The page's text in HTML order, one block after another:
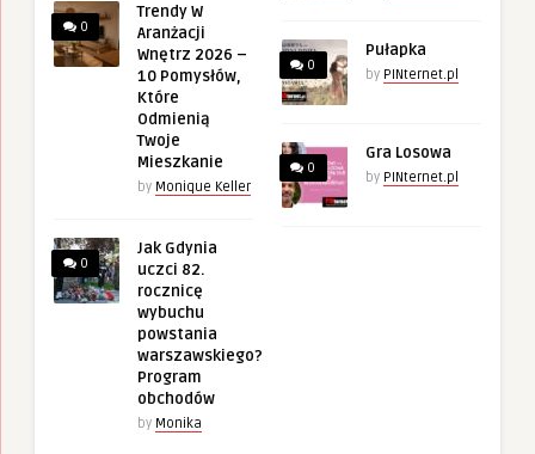
0
Trendy W
Aranżacji
Wnętrz 2026 –
10 Pomysłów,
Które
Odmienią
Twoje
Mieszkanie
by Monique Keller
0
Jak Gdynia
uczci 82.
rocznicę
wybuchu
powstania
warszawskiego?
Program
obchodów
by Monika
0
Pułapka
by PINternet.pl
0
Gra Losowa
by PINternet.pl